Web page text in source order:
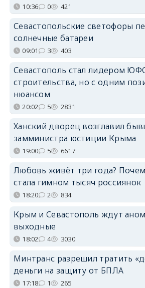
10:36 0 421
Севастопольские светофоры
солнечные батареи
09:01 3 403
Севастополь стал лидером
строительства, но с одним
нюансом
20:02 5 2831
Ханский дворец возглавил
замминистра юстиции Крыма
19:00 5 6617
Любовь живёт три года?
стала гимном тысяч россиянок
18:20 2 834
Крым и Севастополь ждут
выходные
18:02 4 3030
Минтранс разрешил тратить
деньги на защиту от БПЛА
17:18 1 265